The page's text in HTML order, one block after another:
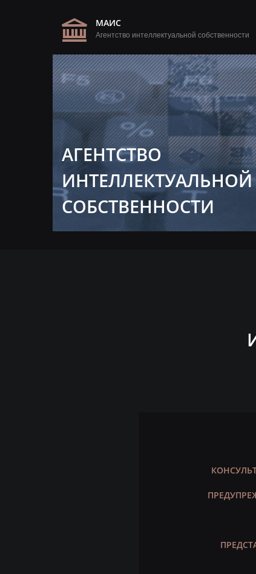
МАИС
Агентство интеллектуальной собственности
АГЕНТСТВО
ИНТЕЛЛЕКТУАЛЬНОЙ
СОБСТВЕННОСТИ